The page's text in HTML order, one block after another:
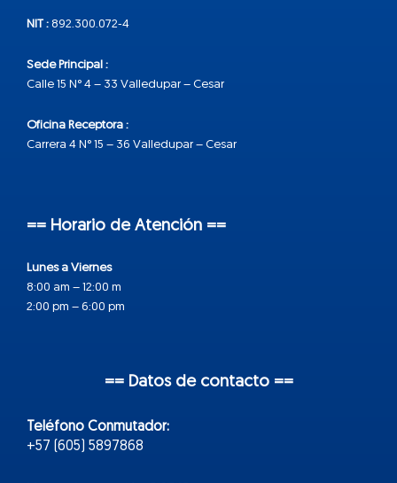
NIT : 892.300.072-4
Sede Principal :
Calle 15 N° 4 – 33 Valledupar – Cesar
Oficina Receptora :
Carrera 4 N° 15 – 36 Valledupar – Cesar
== Horario de Atención ==
Lunes a Viernes
8:00 am – 12:00 m
2:00 pm – 6:00 pm
== Datos de contacto ==
Teléfono Conmutador:
+57 (605) 5897868